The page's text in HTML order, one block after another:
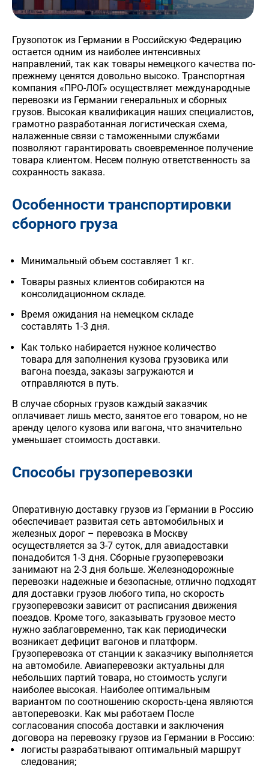
Грузопоток из Германии в Российскую Федерацию
остается одним из наиболее интенсивных
направлений, так как товары немецкого качества по-
прежнему ценятся довольно высоко. Транспортная
компания «ПРО-ЛОГ» осуществляет международные
перевозки из Германии генеральных и сборных
грузов. Высокая квалификация наших специалистов,
грамотно разработанная логистическая схема,
налаженные связи с таможенными службами
позволяют гарантировать своевременное получение
товара клиентом. Несем полную ответственность за
сохранность заказа.
Особенности транспортировки
сборного груза
Минимальный объем составляет 1 кг.
Товары разных клиентов собираются на
консолидационном складе.
Время ожидания на немецком складе
составлять 1-3 дня.
Как только набирается нужное количество
товара для заполнения кузова грузовика или
вагона поезда, заказы загружаются и
отправляются в путь.
В случае сборных грузов каждый заказчик
оплачивает лишь место, занятое его товаром, но не
аренду целого кузова или вагона, что значительно
уменьшает стоимость доставки.
Способы грузоперевозки
Оперативную доставку грузов из Германии в Россию
обеспечивает развитая сеть автомобильных и
железных дорог – перевозка в Москву
осуществляется за 3-7 суток, для авиадоставки
понадобится 1-3 дня. Сборные грузоперевозки
занимают на 2-3 дня больше. Железнодорожные
перевозки надежные и безопасные, отлично подходят
для доставки грузов любого типа, но скорость
грузоперевозки зависит от расписания движения
поездов. Кроме того, заказывать грузовое место
нужно заблаговременно, так как периодически
возникает дефицит вагонов и платформ.
Грузоперевозка от станции к заказчику выполняется
на автомобиле. Авиаперевозки актуальны для
небольших партий товара, но стоимость услуги
наиболее высокая. Наиболее оптимальным
вариантом по соотношению скорость-цена являются
автоперевозки. Как мы работаем После
согласования способа доставки и заключения
договора на перевозку грузов из Германии в Россию:
логисты разрабатывают оптимальный маршрут
следования;